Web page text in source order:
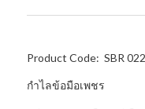
Product Code: SBR
กำไลข้อมือเพชร